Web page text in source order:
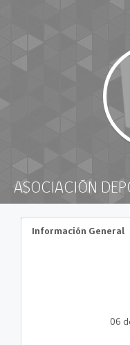
ASOCIACIÓN
Información General
06